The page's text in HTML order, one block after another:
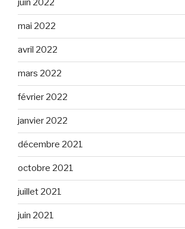
juin 2022
mai 2022
avril 2022
mars 2022
février 2022
janvier 2022
décembre 2021
octobre 2021
juillet 2021
juin 2021